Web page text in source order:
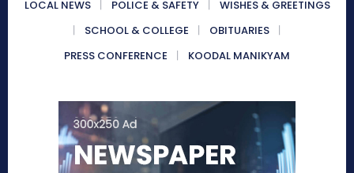
LOCAL NEWS POLICE & SAFETY
WISHES & GREETINGS
SCHOOL & COLLEGE
OBITUARIES
PRESS CONFERENCE
KOODAL MANIKYAM